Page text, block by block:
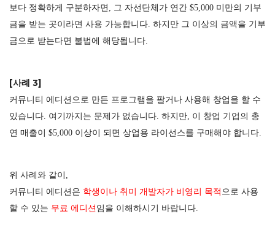
보다 정확하게 구분하자면, 그 자선단체가 연간 $5,000 미만의 기부
금을 받는 곳이라면 사용 가능합니다. 하지만 그 이상의 금액을 기부
금으로 받는다면 불법에 해당됩니다.
[사례 3]
커뮤니티 에디션으로 만든 프로그램을 팔거나 사용해 창업을 할 수
있습니다. 여기까지는 문제가 없습니다. 하지만, 이 창업 기업의 총
연 매출이 $5,000 이상이 되면 상업용 라이선스를 구매해야 합니다.
위 사례와 같이,
커뮤니티 에디션은 학생이나 취미 개발자가 비영리 목적 으로 사용
할 수 있는 무료 에디션 임을 이해하시기 바랍니다.